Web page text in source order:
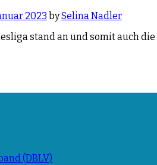
2023 bySelina Nadler
stand an und somit auch
(DBLV)